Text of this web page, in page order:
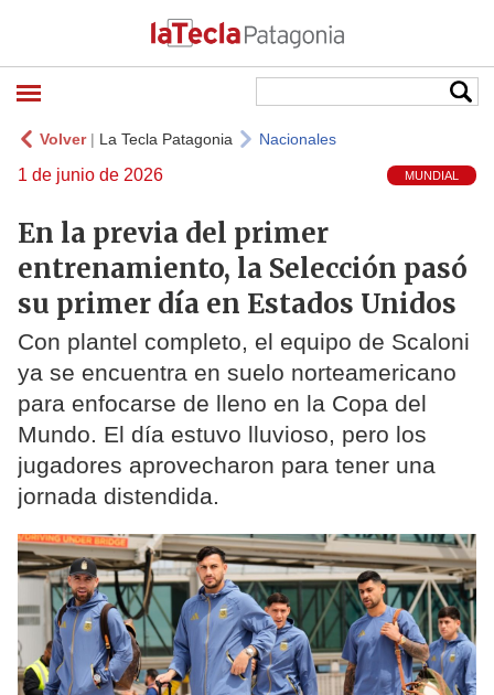
Volver| La Tecla Patagonia Nacionales
1 de junio de 2026 MUNDIAL
En la previa del primer
entrenamiento, la Selección pasó
su primer día en Estados Unidos
Con plantel completo, el equipo de Scaloni
ya se encuentra en suelo norteamericano
para enfocarse de lleno en la Copa del
Mundo. El día estuvo lluvioso, pero los
jugadores aprovecharon para tener una
jornada distendida.